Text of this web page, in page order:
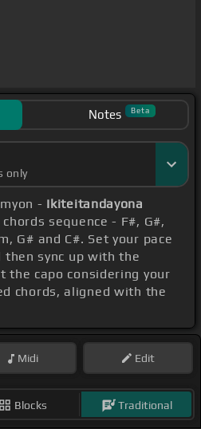
[Ab]
が始ま
くなっちゃ
振り[C]絞って彼女は[Bbm]
て雲を掴[Db]んで 風になっ
を抱 [Ab] いて飛んだ 生[Gb]
生きて生きて生きて生き
[Gb] よな新しい [Ab]
何か
て生きて[Bbm]生きて生き
て生きて いたよな[Gb]
他[Db]の誰でもなく
[Db]んだよ [Gb]さよ[Ab]
Notes Beta
only
- Ikiteitandayona
sequence - F#, G#,
G# and C#. Set your pace
then sync up with the
the capo considering your
chords, aligned with the
Midi Edit
Blocks Traditional